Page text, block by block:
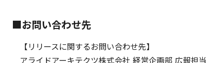
■お問い合わせ先
【リリースに関するお問い合わせ先】
アライドアーキテクツ株式会社 経営企画部 広報担当